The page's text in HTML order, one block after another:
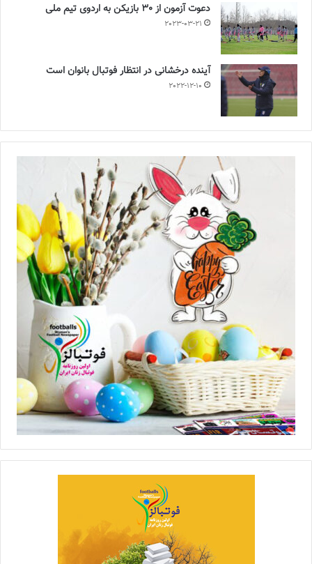
دعوت آزمون از 30 بازیکن به اردوی تیم ملی
2023-03-21
آینده درخشانی در انتظار فوتبال بانوان است
2022-12-10